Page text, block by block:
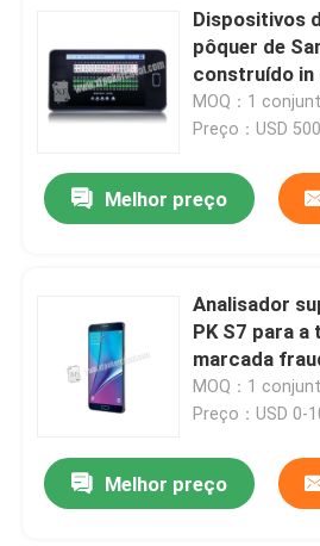
Produtos
Sobre nós
Dispositivos
pôquer de
construído in
a varredura
marcados de
MOQ：1
Preço：USD
Melhor preço
Analisador
PK S7 para a
marcada
jogo do
MOQ：1
Preço：USD 0-
Melhor preço